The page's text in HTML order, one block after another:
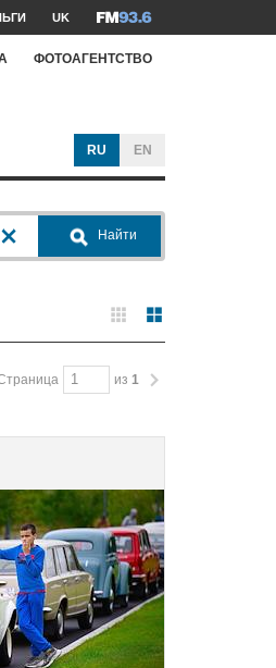
UK
ФОТОАГЕНТСТВО
RU EN
Найти
из 1